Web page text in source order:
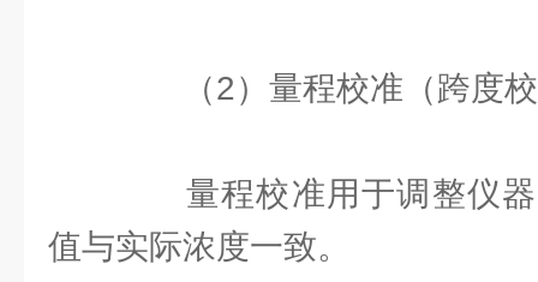
（2）量程校准（跨度
量程校准用于调整仪器
值与实际浓度一致。